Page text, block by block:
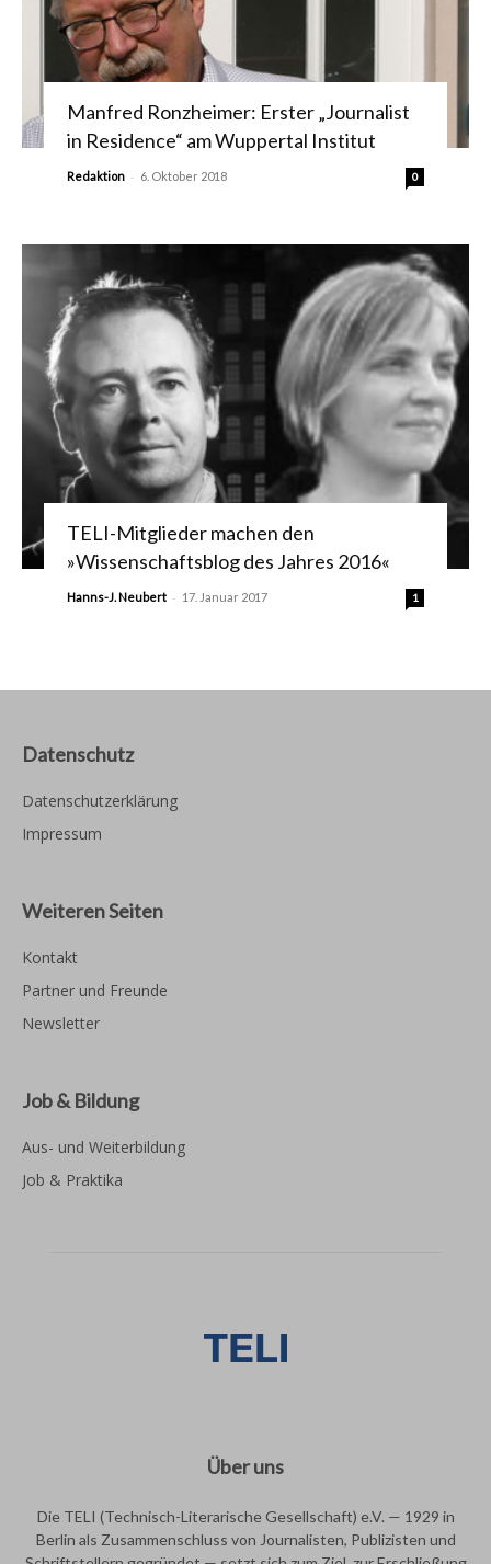
Manfred Ronzheimer: Erster „Journalist
in Residence“ am Wuppertal Institut
Redaktion - 6. Oktober 2018 0
TELI-Mitglieder machen den
»Wissenschaftsblog des Jahres 2016«
Hanns-J. Neubert - 17. Januar 2017 1
Datenschutz
Datenschutzerklärung
Impressum
Weiteren Seiten
Kontakt
Partner und Freunde
Newsletter
Job & Bildung
Aus- und Weiterbildung
Job & Praktika
Über uns
Die TELI (Technisch-Literarische Gesellschaft) e.V. — 1929 in
Berlin als Zusammenschluss von Journalisten, Publizisten und